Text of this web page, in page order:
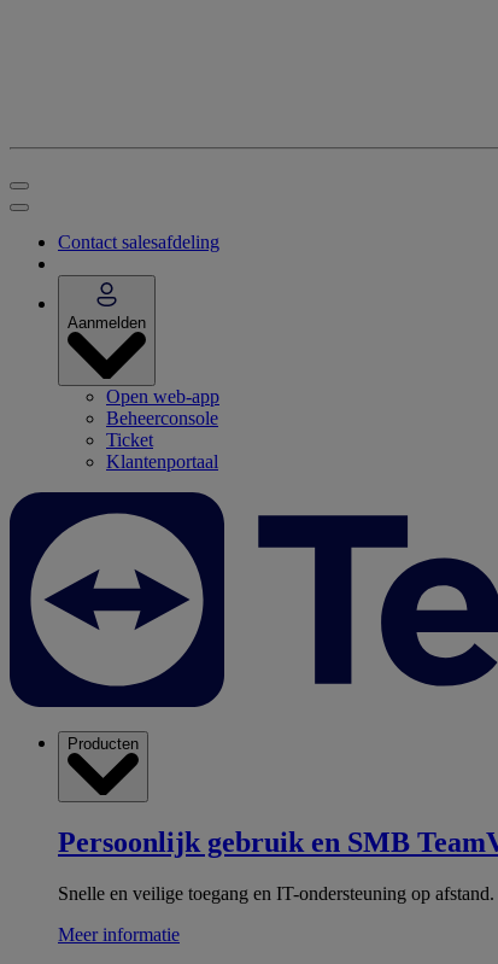
Contact salesafdeling
Aanmelden
Open web-app
Beheerconsole
Ticket
Klantenportaal
Producten
Persoonlijk gebruik en SMB
Snelle en veilige toegang en IT-ondersteuning op afstand.
Meer informatie